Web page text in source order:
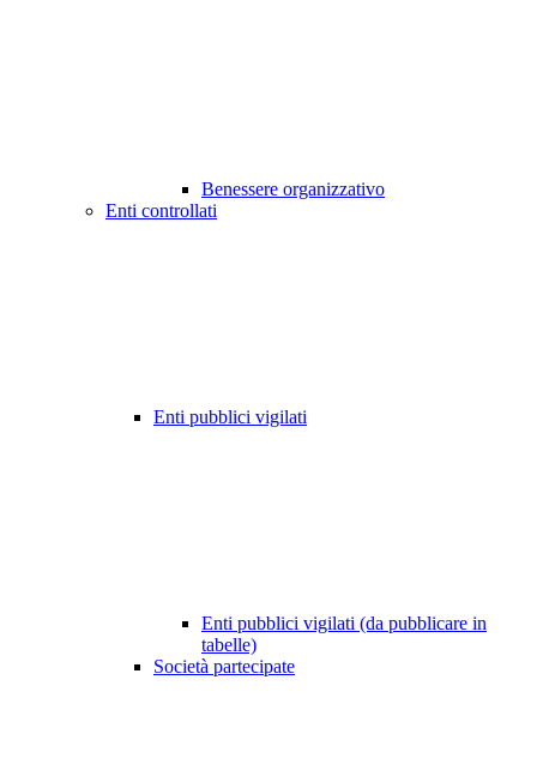
Benessere organizzativo
Enti controllati
Enti pubblici vigilati
Enti pubblici vigilati (da pubblicare in
tabelle)
Società partecipate